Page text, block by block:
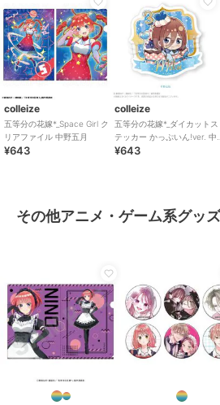
colleize
五等分の花嫁*_Space Girl ク
リアファイル 中野五月
¥643
colleize
五等分の花嫁*_ダイカットス
テッカー かっぷいん!ver. 中
野三玖
¥643
その他アニメ・ゲーム系グッ